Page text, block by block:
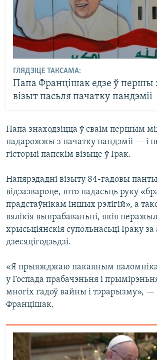
ГЛЯДЗІЦЕ ТАКСАМА:
Папа Францішак едзе ў
візыт пасьля пачатку пандэміі
Папа знаходзіцца ў сваім першым
падарожжы з пачатку пандэміі — і
гісторыі папскім візыце ў Ірак.
Напярэдадні візыту 84-гадовы
відэазвароце, што падасьць руку
прадстаўнікам іншых рэлігій», а
вялікія выпрабаваньні, якія
хрысьціянскія супольнасьці Іраку
дзесяцігодзьдзі.
«Я прыяжджаю пакаяным
у Госпада прабачэньня і
многіх гадоў вайны і тэрарызму», —
Францішак.